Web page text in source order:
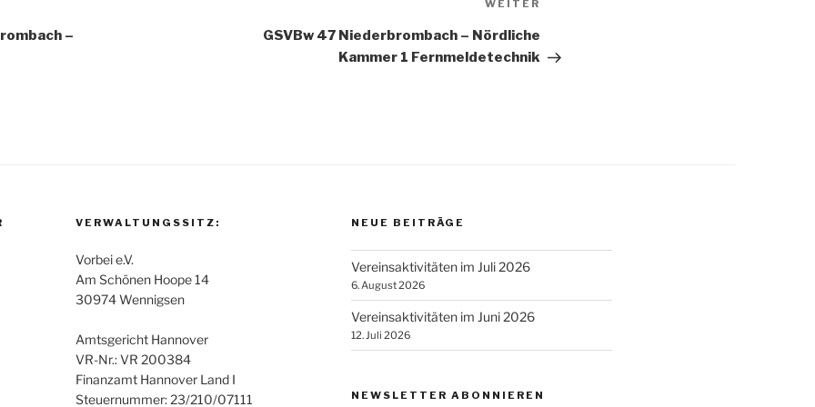
–
WEITER
GSVBw 47 Niederbrombach – Nördliche
Kammer 1 Fernmeldetechnik
VERWALTUNGSSITZ:
Vorbei e.V.
Am Schönen Hoope 14
30974 Wennigsen
Amtsgericht Hannover
VR-Nr.: VR 200384
Finanzamt Hannover Land I
Steuernummer: 23/210/07111
NEUE BEITRÄGE
Vereinsaktivitäten im Juli 2026
6. August 2026
Vereinsaktivitäten im Juni 2026
12. Juli 2026
NEWSLETTER ABONNIEREN